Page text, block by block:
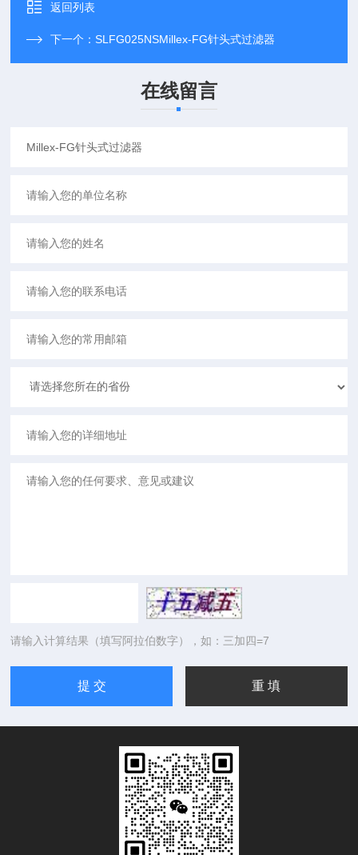
返回列表
下一个：SLFG025NSMillex-FG针头式过滤器
在线留言
请输入计算结果（填写阿拉伯数字），如：三加四=7